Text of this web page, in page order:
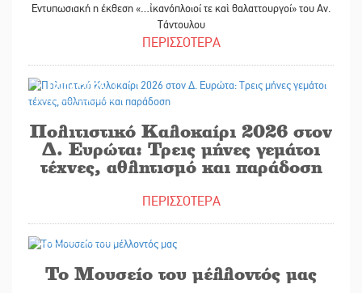
Εντυπωσιακή η έκθεση «…ἰκανόπλοιοί τε καὶ θαλαττουργοί» του Αν.
Τάντουλου
ΠΕΡΙΣΣΟΤΕΡΑ
19/06/2026
Πολιτιστικό Καλοκαίρι 2026 στον
Δ. Ευρώτα: Τρεις μήνες γεμάτοι
τέχνες, αθλητισμό και παράδοση
ΠΕΡΙΣΣΟΤΕΡΑ
Το Μουσείο του μέλλοντός μας